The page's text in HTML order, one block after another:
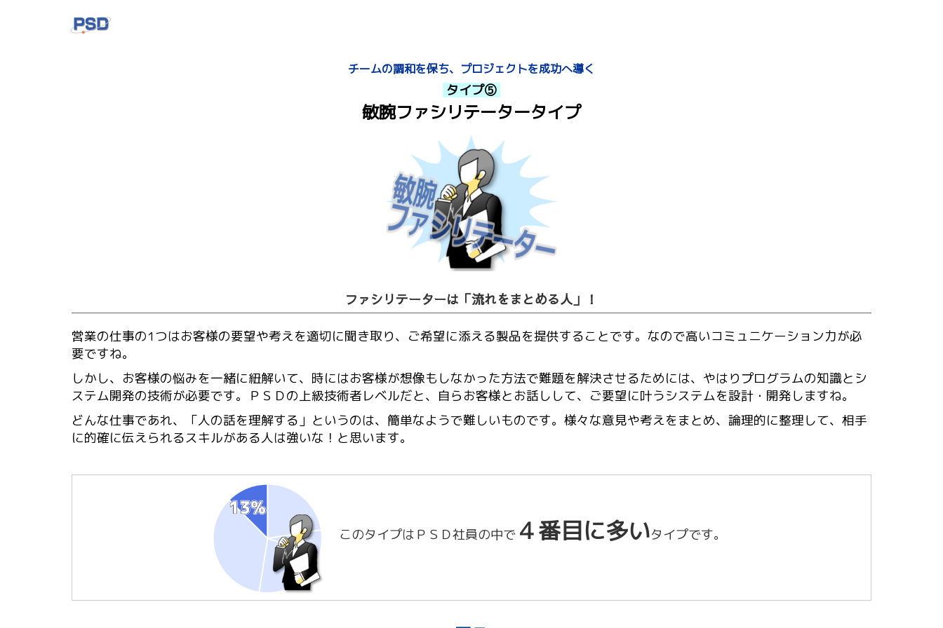
チームの調和を保ち、 プロジェクトを成功へ導く
タイプ⑤
敏腕ファシリテータータイプ
ファシリテーターは 「流れをまとめる人」！
営業の仕事の1つはお客様の要望や考えを適切に聞き取り、ご希望に添える製品を提供することです。なので高いコミュニケーション力が必
要ですね。
しかし、お客様の悩みを一緒に紐解いて、時にはお客様が想像もしなかった方法で難題を解決させるためには、やはりプログラムの知識とシ
ステム開発の技術が必要です。ＰＳＤの上級技術者レベルだと、自らお客様とお話しして、ご要望に叶うシステムを設計・開発しますね。
どんな仕事であれ、「人の話を理解する」というのは、簡単なようで難しいものです。様々な意見や考えをまとめ、論理的に整理して、相手
に的確に伝えられるスキルがある人は強いな！と思います。
このタイプはＰＳＤ社員の中で ４番目に多いタイプです。